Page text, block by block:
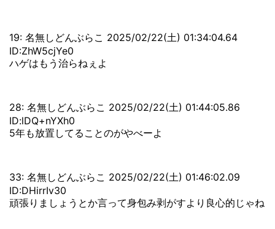
19: 名無しどんぶらこ 2025/02/22(土) 01:34:04.64
ID:ZhW5cjYe0
ハゲはもう治らねぇよ
28: 名無しどんぶらこ 2025/02/22(土) 01:44:05.86
ID:lDQ+nYXh0
5年も放置してることのがやべーよ
33: 名無しどんぶらこ 2025/02/22(土) 01:46:02.09
ID:DHirrIv30
頑張りましょうとか言って身包み剥がすより良心的じゃね